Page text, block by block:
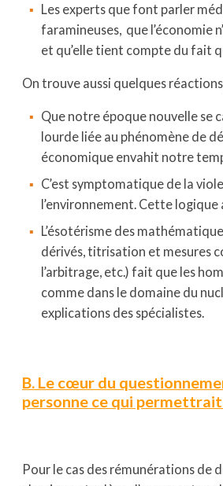
Les experts que font parler
faramineuses, que l’économie
et qu’elle tient compte du fait
On trouve aussi quelques
Que notre époque nouvelle se
lourde liée au phénomène de
économique envahit notre
C’est symptomatique de la
l’environnement. Cette
L’ésotérisme des
dérivés, titrisation et mesures
l’arbitrage, etc.) fait que les
comme dans le domaine du
explications des spécialistes.
B. Le cœur du
personne ce qui permettrait
Pour le cas des rémunérations de